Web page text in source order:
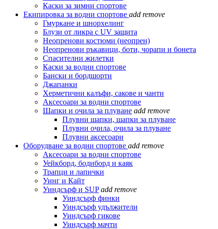
Каски за зимни спортове
Екипировка за водни спортове add remove
Гмуркане и шнорхелинг
Блузи от ликра с UV защита
Неопренови костюми (неопрен)
Неопренови ръкавици, боти, чорапи и бонета
Спасителни жилетки
Каски за водни спортове
Бански и бордшорти
Джапанки
Херметични калъфи, сакове и чанти
Аксесоари за водни спортове
Шапки и очила за плуване add remove
Плувни шапки, шапки за плуване
Плувни очила, очила за плуване
Плувни аксесоари
Оборудване за водни спортове add remove
Аксесоари за водни спортове
Уейкборд, бодиборд и каяк
Трапци и лапички
Уинг и Кайт
Уиндсърф и SUP add remove
Уиндсърф финки
Уиндсърф удължители
Уиндсърф гикове
Уиндсърф мачти